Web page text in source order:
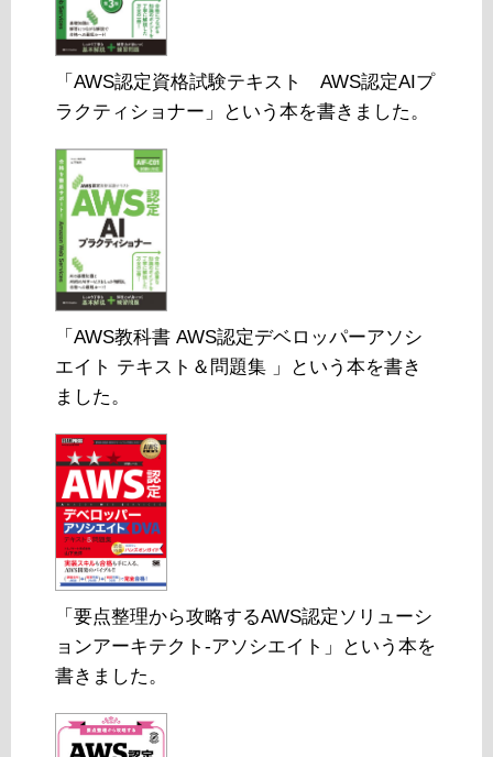
「AWS認定資格試験テキスト AWS認定AIプ
ラクティショナー」という本を書きました。
「AWS教科書 AWS認定デベロッパーアソシ
エイト テキスト＆問題集 」という本を書き
ました。
「要点整理から攻略するAWS認定ソリューシ
ョンアーキテクト-アソシエイト」という本を
書きました。